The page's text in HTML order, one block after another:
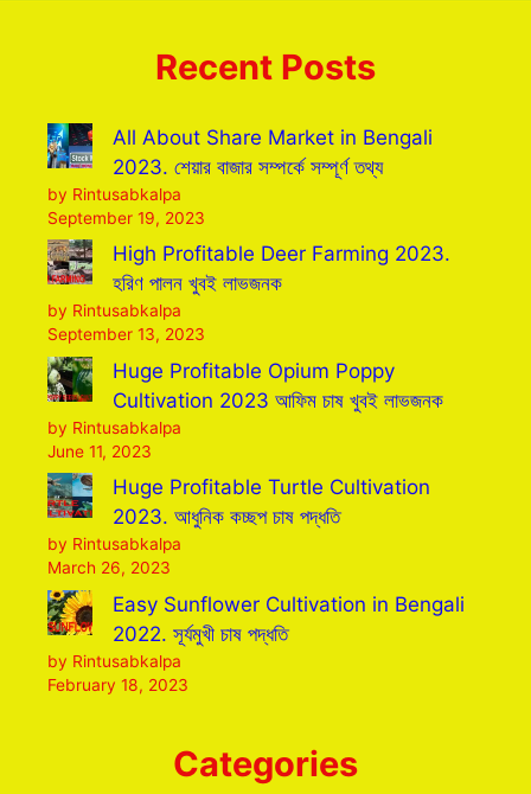
Recent Posts
All About Share Market in Bengali
2023. শেয়ার বাজার সম্পর্কে সম্পূর্ণ তথ্য
by Rintusabkalpa
September 19, 2023
High Profitable Deer Farming 2023.
হরিণ পালন খুবই লাভজনক
by Rintusabkalpa
September 13, 2023
Huge Profitable Opium Poppy
Cultivation 2023 আফিম চাষ খুবই লাভজনক
by Rintusabkalpa
June 11, 2023
Huge Profitable Turtle Cultivation
2023. আধুনিক কচ্ছপ চাষ পদ্ধতি
by Rintusabkalpa
March 26, 2023
Easy Sunflower Cultivation in Bengali
2022. সূর্যমুখী চাষ পদ্ধতি
by Rintusabkalpa
February 18, 2023
Categories